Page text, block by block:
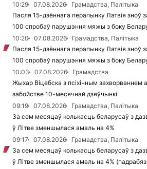
10:29
07.08.2026
Грамадства, Палітыка
Пасля 15-дзённага перапынку Латвія зноў
100 спробаў парушэння мяжы з боку
10:20
07.08.2026
Грамадства, Палітыка
Пасля 15-дзённага перапынку Латвія зноў
100 спробаў парушэння мяжы з боку
10:03
07.08.2026
Грамадства
Жыхар Віцебска з псіхічным захворваннем
забойстве 10-месячнай дзяўчынкі
09:19
07.08.2026
Грамадства, Палітыка
За сем месяцаў колькасць беларусаў з
ў Літве зменшылася амаль на 4%
09:17
07.08.2026
Грамадства, Палітыка
За сем месяцаў колькасць беларусаў з
ў Літве зменшылася амаль на 4%